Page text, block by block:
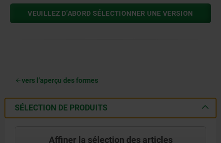
VEUILLEZ D’ABORD SÉLECTIONNER UNE VERSION
vers l’aperçu des formes
SÉLECTION DE PRODUITS
Affiner la sélection des articles